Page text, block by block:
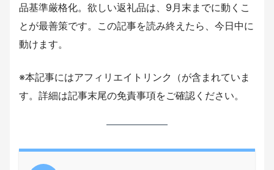
品基準厳格化。欲しい返礼品は、9月末までに動くこ
とが最善策です。この記事を読み終えたら、今日中に
動けます。
※本記事にはアフィリエイトリンク（が含まれていま
す。詳細は記事末尾の免責事項をご確認ください。